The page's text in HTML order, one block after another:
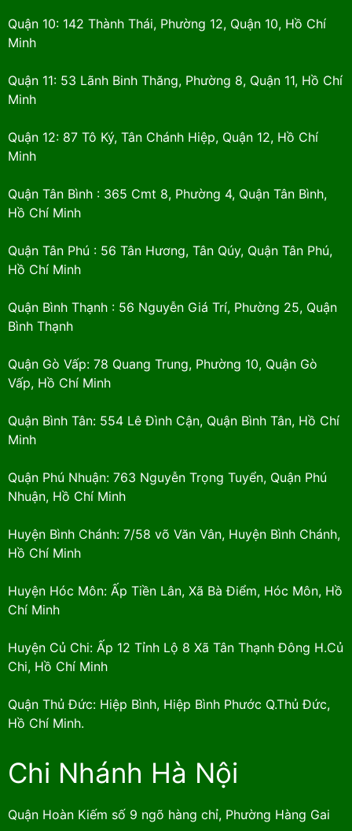
Quận 10: 142 Thành Thái, Phường 12, Quận 10, Hồ Chí
Minh
Quận 11: 53 Lãnh Binh Thăng, Phường 8, Quận 11, Hồ Chí
Minh
Quận 12: 87 Tô Ký, Tân Chánh Hiệp, Quận 12, Hồ Chí
Minh
Quận Tân Bình : 365 Cmt 8, Phường 4, Quận Tân Bình,
Hồ Chí Minh
Quận Tân Phú : 56 Tân Hương, Tân Qúy, Quận Tân Phú,
Hồ Chí Minh
Quận Bình Thạnh : 56 Nguyễn Giá Trí, Phường 25, Quận
Bình Thạnh
Quận Gò Vấp: 78 Quang Trung, Phường 10, Quận Gò
Vấp, Hồ Chí Minh
Quận Bình Tân: 554 Lê Đình Cận, Quận Bình Tân, Hồ Chí
Minh
Quận Phú Nhuận: 763 Nguyễn Trọng Tuyển, Quận Phú
Nhuận, Hồ Chí Minh
Huyện Bình Chánh: 7/58 võ Văn Vân, Huyện Bình Chánh,
Hồ Chí Minh
Huyện Hóc Môn: Ấp Tiền Lân, Xã Bà Điểm, Hóc Môn, Hồ
Chí Minh
Huyện Củ Chi: Ấp 12 Tỉnh Lộ 8 Xã Tân Thạnh Đông H.Củ
Chi, Hồ Chí Minh
Quận Thủ Đức: Hiệp Bình, Hiệp Bình Phước Q.Thủ Đức,
Hồ Chí Minh.
Chi Nhánh Hà Nội
Quận Hoàn Kiếm số 9 ngõ hàng chỉ, Phường Hàng Gai